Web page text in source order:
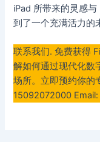
iPad 所带来的灵感
到了一个充满活力的
联系我们. 免费获得
解如何通过现代化数
场所。立即预约你的
15092072000